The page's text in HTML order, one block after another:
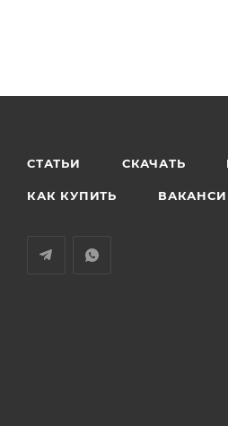
СТАТЬИ СКАЧАТЬ
КАК КУПИТЬ